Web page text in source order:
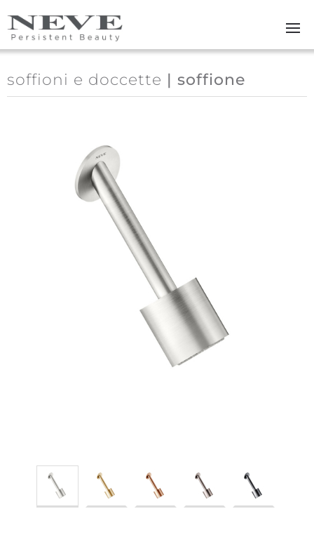
Skip to main content
soffioni e doccette | soffione